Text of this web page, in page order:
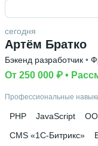
Дополнительное
09.02.07
Артём Братко
сегодня
Бэкенд разработчик •
От 250 000 ₽ •
Профессиональные
PHP JavaScript
CMS «1С-Битрикс»